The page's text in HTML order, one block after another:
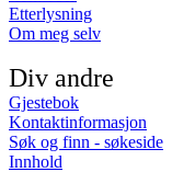
Etterlysning
Om meg selv
Div andre
Gjestebok
Kontaktinformasjon
Søk og finn - søkeside
Innhold